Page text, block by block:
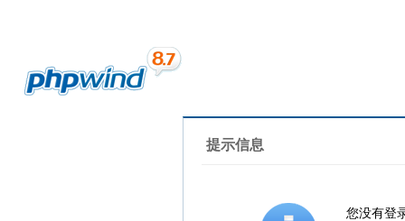
提示信息
您没有登